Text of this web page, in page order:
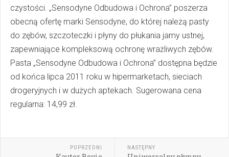
czystości. „Sensodyne Odbudowa i Ochrona” poszerza
obecną ofertę marki Sensodyne, do której należą pasty
do zębów, szczoteczki i płyny do płukania jamy ustnej,
zapewniające kompleksową ochronę wrażliwych zębów.
Pasta „Sensodyne Odbudowa i Ochrona” dostępna będzie
od końca lipca 2011 roku w hipermarketach, sieciach
drogeryjnych i w dużych aptekach. Sugerowana cena
regularna: 14,99 zł.
POPRZEDNI NASTĘPNY